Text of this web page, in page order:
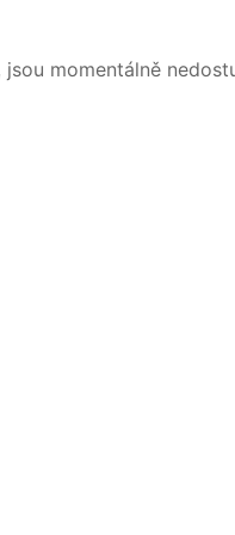
momentálně